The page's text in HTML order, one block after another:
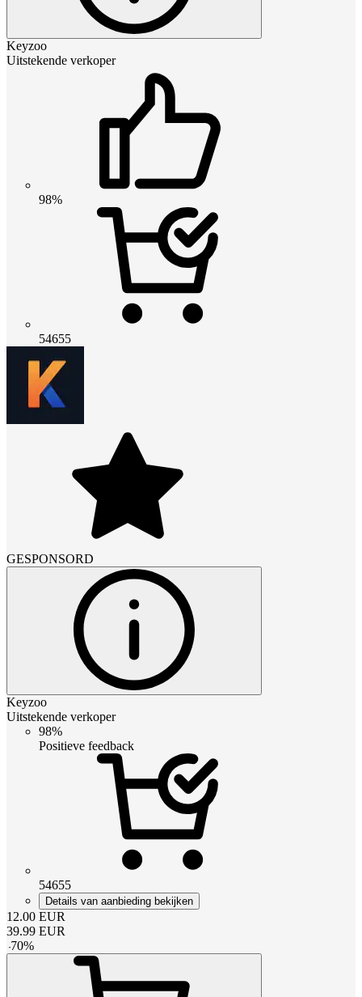
Keyzoo
Uitstekende verkoper
98%
54655
GESPONSORD
Keyzoo
Uitstekende verkoper
98%
Positieve feedback
54655
Details van aanbieding bekijken
12.00 EUR
39.99 EUR
-70%